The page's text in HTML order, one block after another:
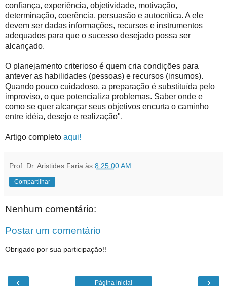
confiança, experiência, objetividade, motivação,
determinação, coerência, persuasão e autocrítica. A ele
devem ser dadas informações, recursos e instrumentos
adequados para que o sucesso desejado possa ser
alcançado.
O planejamento criterioso é quem cria condições para
antever as habilidades (pessoas) e recursos (insumos).
Quando pouco cuidadoso, a preparação é substituída pelo
improviso, o que potencializa problemas. Saber onde e
como se quer alcançar seus objetivos encurta o caminho
entre idéia, desejo e realização".
Artigo completo aqui!
Prof. Dr. Aristides Faria às 8:25:00 AM
Compartilhar
Nenhum comentário:
Postar um comentário
Obrigado por sua participação!!
‹ ›
Página inicial